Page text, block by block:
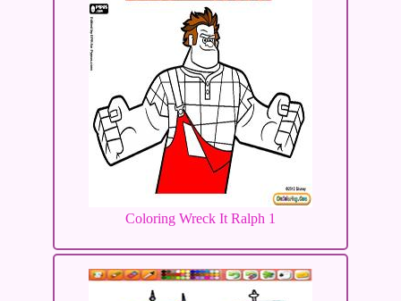
Coloring Wreck It Ralph 1